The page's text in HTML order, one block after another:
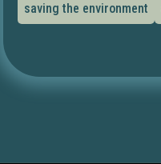
saving the environment